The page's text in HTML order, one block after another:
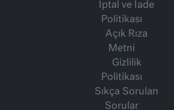
İptal ve İade
Politikası
Açık Rıza
Metni
Gizlilik
Politikası
Sıkça Sorulan
Sorular